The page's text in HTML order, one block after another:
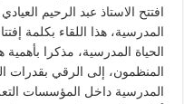
المدرسية، هذا اللقاء بكلمة
الحياة المدرسية، مذكرا
المنظمون، إلى الرقي بقدرات
المدرسية داخل المؤسسات